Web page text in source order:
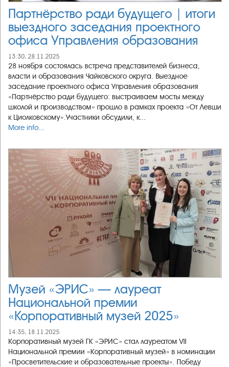
Партнёрство ради будущего | итоги
выездного заседания проектного
офиса Управления образования
13:30, 28.11.2025
28 ноября состоялась встреча представителей бизнеса,
власти и образования Чайковского округа. Выездное
заседание проектного офиса Управления образования
«Партнёрство ради будущего: выстраиваем мосты между
школой и производством» прошло в рамках проекта «От Левши
к Циолковскому».Участники обсудили, к...
More info...
Музей «ЭРИС» — лауреат
Национальной премии
«Корпоративный музей 2025»
14:35, 18.11.2025
Корпоративный музей ГК «ЭРИС» стал лауреатом VII
Национальной премии «Корпоративный музей» в номинации
«Просветительские и образовательные проекты». Победу